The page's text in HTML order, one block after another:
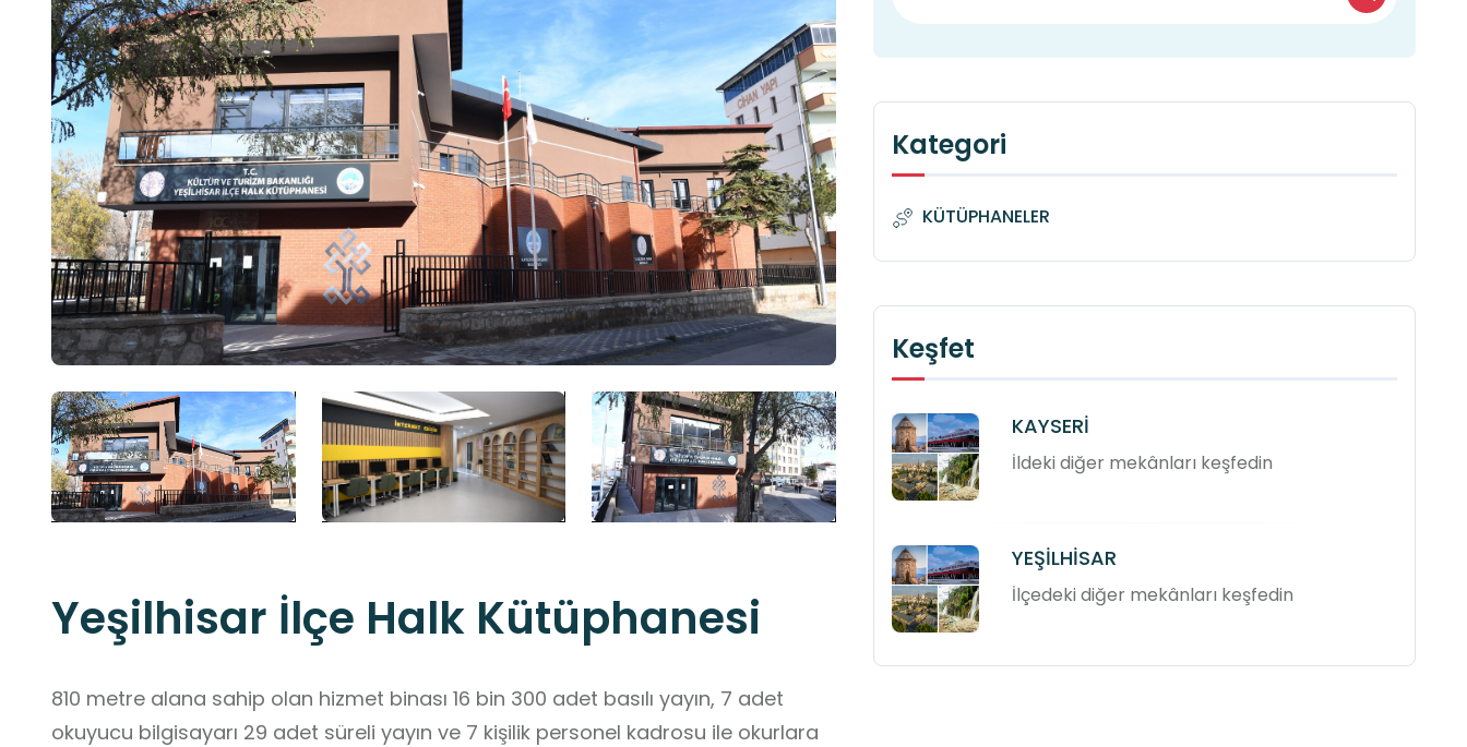
Yeşilhisar İlçe Halk Kütüphanesi
810 metre alana sahip olan hizmet binası 16 bin 300 adet basılı yayın, 7 adet
okuyucu bilgisayarı 29 adet süreli yayın ve 7 kişilik personel kadrosu ile okurlara
Kategori
KÜTÜPHANELER
Keşfet
KAYSERİ
İldeki diğer mekânları keşfedin
YEŞİLHİSAR
İlçedeki diğer mekânları keşfedin